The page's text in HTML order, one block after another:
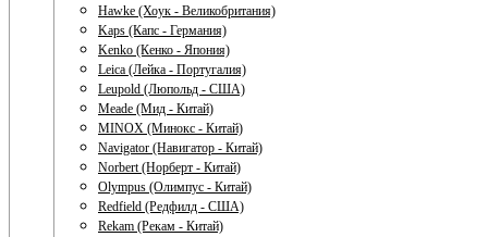
Hawke (Хоук - Великобритания)
Kaps (Капс - Германия)
Kenko (Кенко - Япония)
Leica (Лейка - Португалия)
Leupold (Люпольд - США)
Meade (Мид - Китай)
MINOX (Минокс - Китай)
Navigator (Навигатор - Китай)
Norbert (Норберт - Китай)
Olympus (Олимпус - Китай)
Redfield (Редфилд - США)
Rekam (Рекам - Китай)